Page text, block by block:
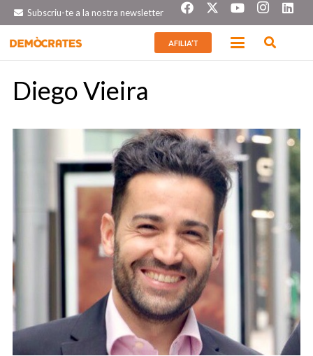
Subscriu-te a la nostra newsletter
AFILIA’T
Diego Vieira